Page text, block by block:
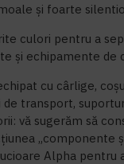
și foarte
culori pentru a
și echipamente de
cu cârlige,
de transport,
vă sugerăm să
„componente
Alpha pentru